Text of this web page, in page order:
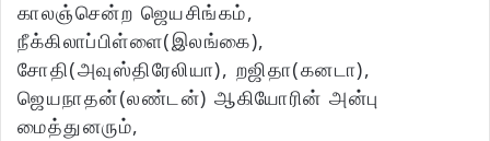
காலஞ்சென்ற ஜெயசிங்கம்,
நீக்கிலாப்பிள்ளை(இலங்கை),
சோதி(அவுஸ்திரேலியா), றஜிதா(கனடா),
ஜெயநாதன்(லண்டன்) ஆகியோரின் அன்பு
மைத்துனரும்,